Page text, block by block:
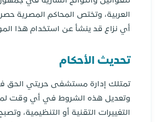
العربية، وتختص المحاكم المصرية
أي نزاع قد ينشأ عن استخدام هذا
تحديث الأحكام
تمتلك إدارة مستشفى حريتي الحق
وتعديل هذه الشروط في أي وقت
التغييرات التقنية أو التنظيمية،